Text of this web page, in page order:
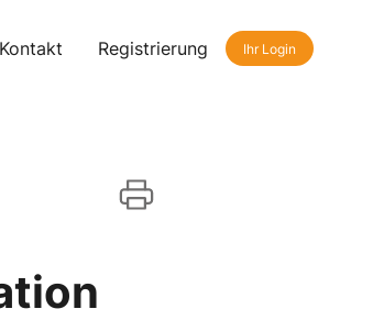
Kontakt Registrierung Ihr Login